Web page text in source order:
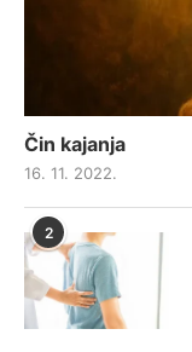
Čin kajanja
16. 11. 2022.
2